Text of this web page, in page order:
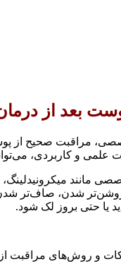
بعد از
مراقبت صحیح از
علمی و کاربردی،
مانند
شدن، صاف‌تر
یا حتی بروز لک شود.
و روش‌های مراقبت